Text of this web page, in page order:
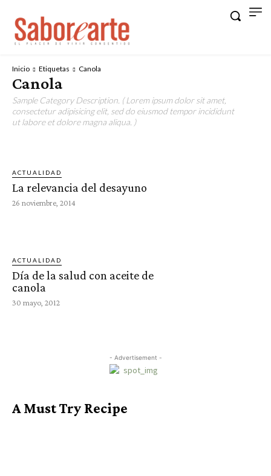
Inicio Etiquetas Canola
Canola
Sample Category Description. ( Lorem ipsum dolor sit amet,
consectetur adipisicing elit, sed do eiusmod tempor incididunt
ut labore et dolore magna aliqua. )
ACTUALIDAD
La relevancia del desayuno
26 noviembre, 2014
ACTUALIDAD
Día de la salud con aceite de
canola
30 mayo, 2012
- Advertisement -
A Must Try Recipe